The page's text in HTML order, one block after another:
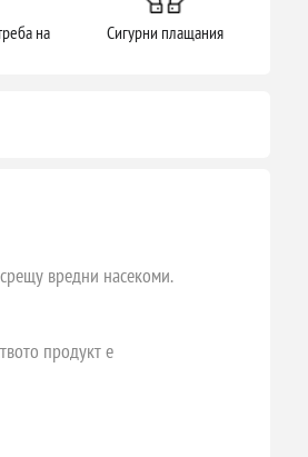
на Сигурни плащания
вредни насекоми.
продукт е